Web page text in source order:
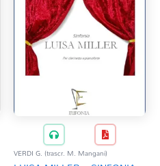
VERDI G. (trascr. M. Mangani)